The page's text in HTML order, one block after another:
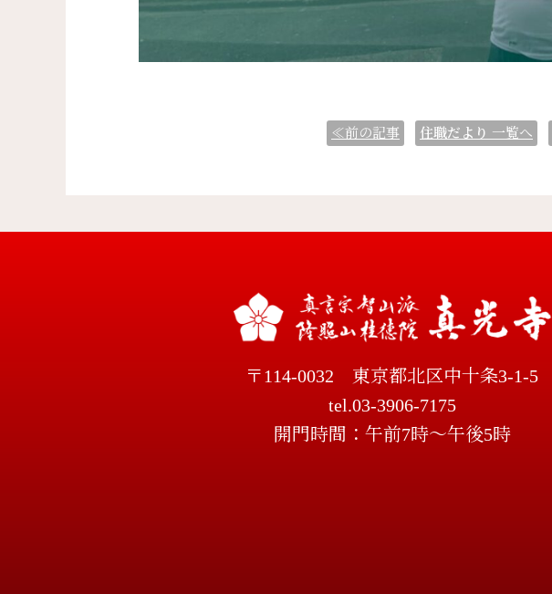
≪前の記事 住職だより 一覧へ
〒114-0032 東京都北区中十条3-1-5
tel.03-3906-7175
開門時間：午前7時～午後5時